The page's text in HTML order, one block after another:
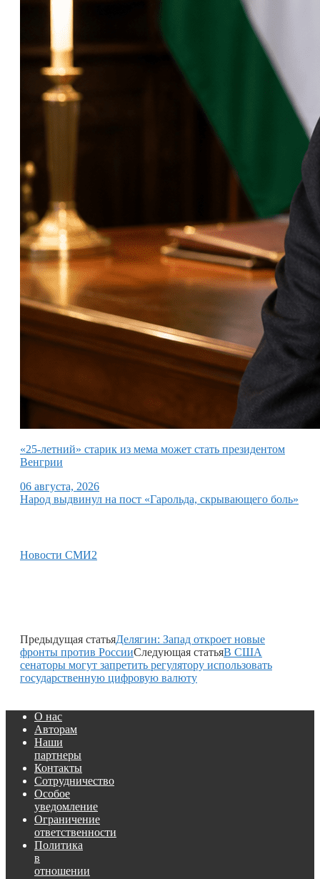
«25-летний» старик из мема может стать президентом
Венгрии
06 августа, 2026
Народ выдвинул на пост «Гарольда, скрывающего боль»
Новости СМИ2
Предыдущая статьяДелягин: Запад откроет новые
фронты против РоссииСледующая статьяВ США
сенаторы могут запретить регулятору использовать
государственную цифровую валюту
О нас
Авторам
Наши
партнеры
Контакты
Сотрудничество
Особое
уведомление
Ограничение
ответственности
Политика
в
отношении